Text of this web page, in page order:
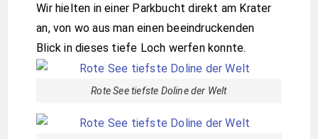
Wir hielten in einer Parkbucht direkt am Krater
an, von wo aus man einen beeindruckenden
Blick in dieses tiefe Loch werfen konnte.
Rote See tiefste Doline der Welt